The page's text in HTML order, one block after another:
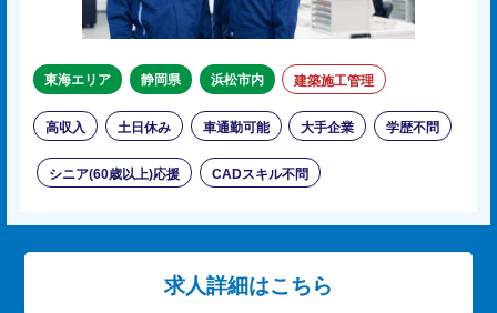
東海エリア 静岡県 浜松市内 建築施工管理
高収入 土日休み 車通勤可能 大手企業 学歴不問
シニア(60歳以上)応援 CADスキル不問
求人詳細はこちら